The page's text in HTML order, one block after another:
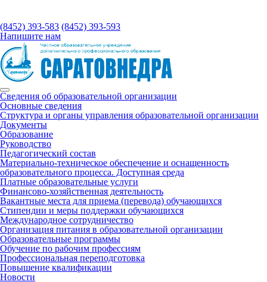
(8452) 393-583 (8452) 393-593
Напишите нам
Сведения об образовательной организации
Основные сведения
Структура и органы управления образовательной организации
Документы
Образование
Руководство
Педагогический состав
Материально-техническое обеспечение и оснащенность
образовательного процесса. Доступная среда
Платные образовательные услуги
Финансово-хозяйственная деятельность
Вакантные места для приема (перевода) обучающихся
Стипендии и меры поддержки обучающихся
Международное сотрудничество
Организация питания в образовательной организации
Образовательные программы
Обучение по рабочим профессиям
Профессиональная переподготовка
Повышение квалификации
Новости